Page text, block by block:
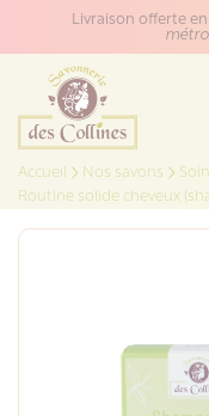
Panneau de gestion des
Livraison offerte
Accueil Nos savons
Routine solide cheveux